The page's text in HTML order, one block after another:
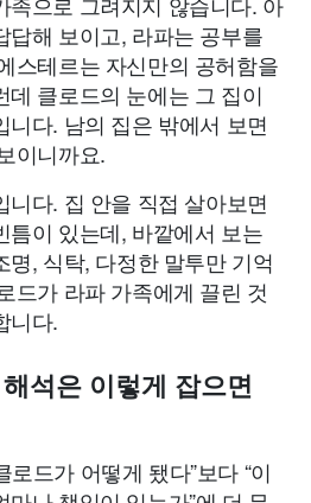
답해 보이고, 라파는 공부를
스테르는 자신만의 공허함을
데 클로드의 눈에는 그 집이
니다. 남의 집은 밖에서 보면
이니까요.
니다. 집 안을 직접 살아보면
틈이 있는데, 바깥에서 보는
명, 식탁, 다정한 말투만 기억
드가 라파 가족에게 끌린 것
니다.
석은 이렇게 잡으면
로드가 어떻게 됐다”보다 “이